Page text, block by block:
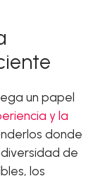
un papel
y la
donde
de
los